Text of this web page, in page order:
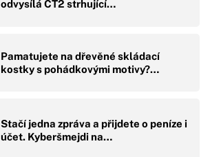
odvysílá ČT2 strhující…
Pamatujete na dřevěné skládací
kostky s pohádkovými motivy?…
Stačí jedna zpráva a přijdete o peníze i
účet. Kyberšmejdi na…